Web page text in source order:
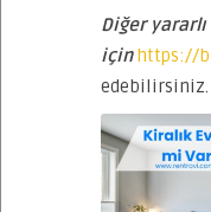
Diğer yararlı
içinhttps://
edebilirsiniz.